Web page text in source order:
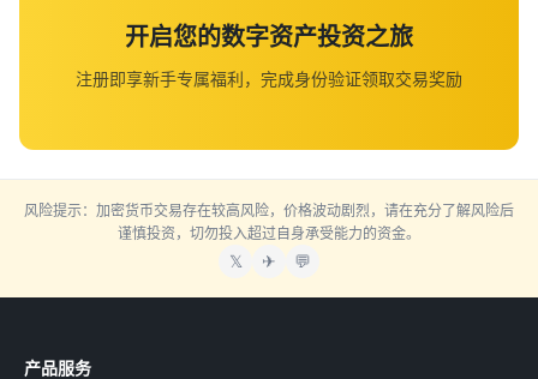
开启您的数字资产投资之旅
注册即享新手专属福利，完成身份验证领取交易奖励
风险提示：加密货币交易存在较高风险，价格波动剧烈，请在充分了解风险后
谨慎投资，切勿投入超过自身承受能力的资金。
𝕏 ✈ 💬
产品服务